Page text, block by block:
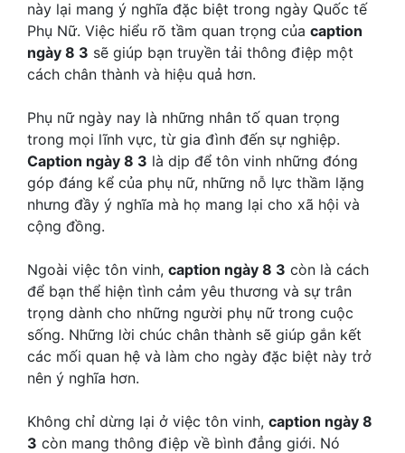
này lại mang ý nghĩa đặc biệt trong ngày Quốc tế
Phụ Nữ. Việc hiểu rõ tầm quan trọng của caption
ngày 8 3 sẽ giúp bạn truyền tải thông điệp một
cách chân thành và hiệu quả hơn.
Phụ nữ ngày nay là những nhân tố quan trọng
trong mọi lĩnh vực, từ gia đình đến sự nghiệp.
Caption ngày 8 3 là dịp để tôn vinh những đóng
góp đáng kể của phụ nữ, những nỗ lực thầm lặng
nhưng đầy ý nghĩa mà họ mang lại cho xã hội và
cộng đồng.
Ngoài việc tôn vinh, caption ngày 8 3 còn là cách
để bạn thể hiện tình cảm yêu thương và sự trân
trọng dành cho những người phụ nữ trong cuộc
sống. Những lời chúc chân thành sẽ giúp gắn kết
các mối quan hệ và làm cho ngày đặc biệt này trở
nên ý nghĩa hơn.
Không chỉ dừng lại ở việc tôn vinh, caption ngày 8
3 còn mang thông điệp về bình đẳng giới. Nó